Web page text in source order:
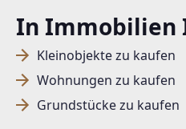
In Immobilien
Kleinobjekte zu kaufen
Wohnungen zu kaufen
Grundstücke zu kaufen
SUCHAGENT
AKTUELLEN